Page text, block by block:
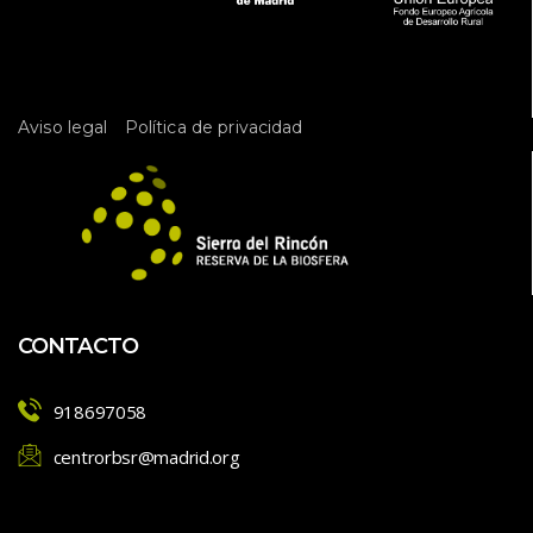
E
Aviso legal Política de privacidad
CONTACTO
918697058
centrorbsr@madrid.org